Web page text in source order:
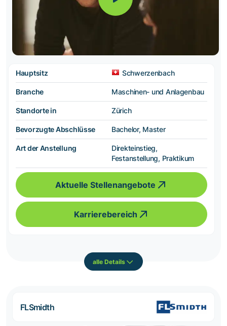
Hauptsitz Schwerzenbach
Branche Maschinen- und Anlagenbau
Standorte in Zürich
Bevorzugte Abschlüsse Bachelor, Master
Art der Anstellung
Direkteinstieg,
Festanstellung, Praktikum
Aktuelle Stellenangebote
Karrierebereich
alle Details
FLSmidth